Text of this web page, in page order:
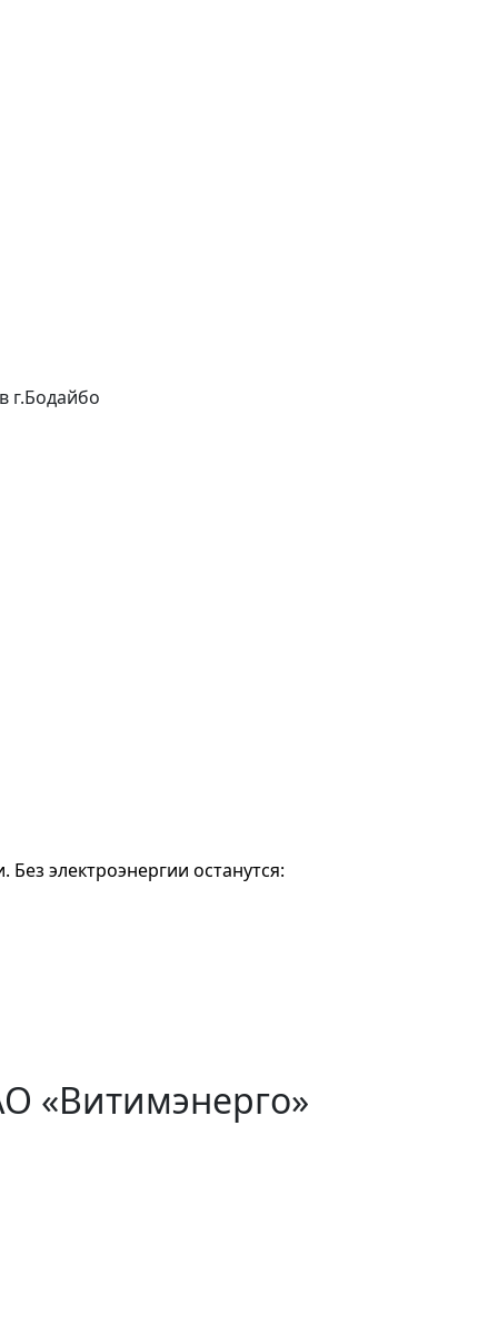
г.Бодайбо
электроэнергии останутся:
«Витимэнерго»